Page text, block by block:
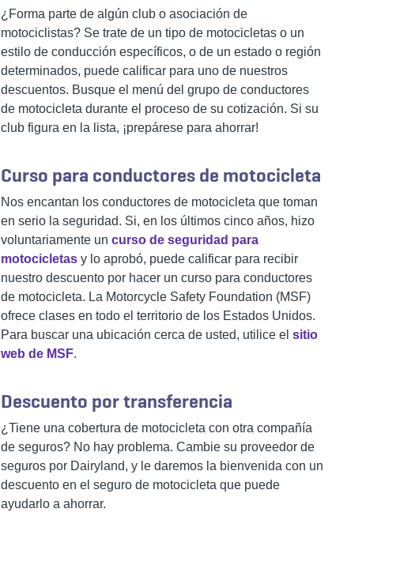
¿Forma parte de algún club o asociación de
motociclistas? Se trate de un tipo de motocicletas o un
estilo de conducción específicos, o de un estado o región
determinados, puede calificar para uno de nuestros
descuentos. Busque el menú del grupo de conductores
de motocicleta durante el proceso de su cotización. Si su
club figura en la lista, ¡prepárese para ahorrar!
Curso para conductores de motocicleta
Nos encantan los conductores de motocicleta que toman
en serio la seguridad. Si, en los últimos cinco años, hizo
voluntariamente un curso de seguridad para
motocicletas y lo aprobó, puede calificar para recibir
nuestro descuento por hacer un curso para conductores
de motocicleta. La Motorcycle Safety Foundation (MSF)
ofrece clases en todo el territorio de los Estados Unidos.
Para buscar una ubicación cerca de usted, utilice el sitio
web de MSF.
Descuento por transferencia
¿Tiene una cobertura de motocicleta con otra compañía
de seguros? No hay problema. Cambie su proveedor de
seguros por Dairyland, y le daremos la bienvenida con un
descuento en el seguro de motocicleta que puede
ayudarlo a ahorrar.